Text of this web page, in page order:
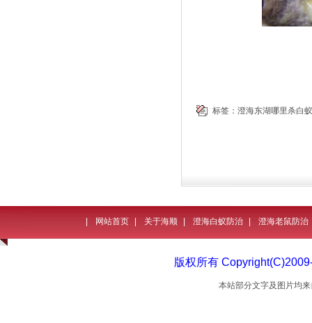
标签： 澄海东湖哪里杀白蚁
网站首页 关于海顺 澄海白蚁防治 澄海老鼠防治
版权所有
本站部分文字及图片均